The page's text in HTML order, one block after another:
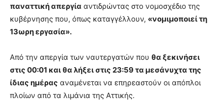
παναττική απεργία αντιδρώντας στο νομοσχέδιο της
κυβέρνησης που, όπως καταγγέλλουν, «νομιμοποιεί τη
13ωρη εργασία».
Από την απεργία των ναυτεργατών που θα ξεκινήσει
στις 00:01 και θα λήξει στις 23:59 τα μεσάνυχτα της
ίδιας ημέρας αναμένεται να επηρεαστούν οι απόπλοι
πλοίων από τα λιμάνια της Αττικής.